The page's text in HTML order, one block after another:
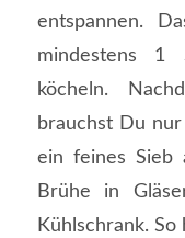
entspannen.
mindestens
köcheln.
brauchst Du
ein feines Sieb
Brühe in
Kühlschrank.